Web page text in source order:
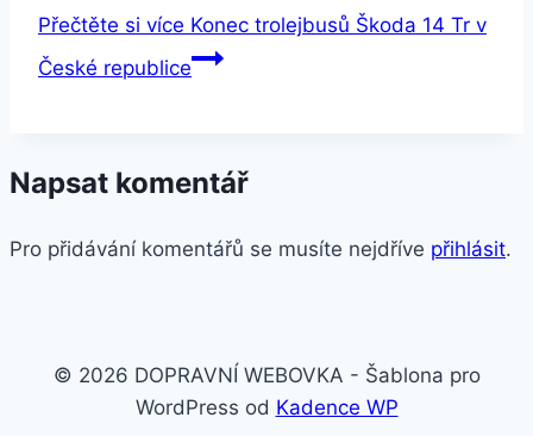
Přečtěte si více Konec trolejbusů Škoda 14 Tr v
České republice
Napsat komentář
Pro přidávání komentářů se musíte nejdříve přihlásit.
© 2026 DOPRAVNÍ WEBOVKA - Šablona pro
WordPress od Kadence WP